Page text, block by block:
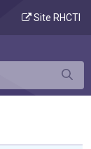
Site RHCTI